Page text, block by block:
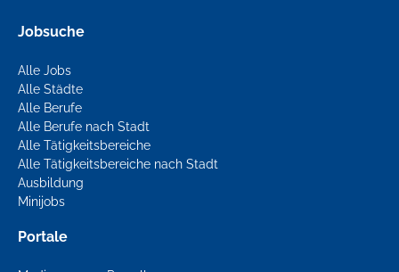
Jobsuche
Alle Jobs
Alle Städte
Alle Berufe
Alle Berufe nach Stadt
Alle Tätigkeitsbereiche
Alle Tätigkeitsbereiche nach Stadt
Ausbildung
Minijobs
Portale